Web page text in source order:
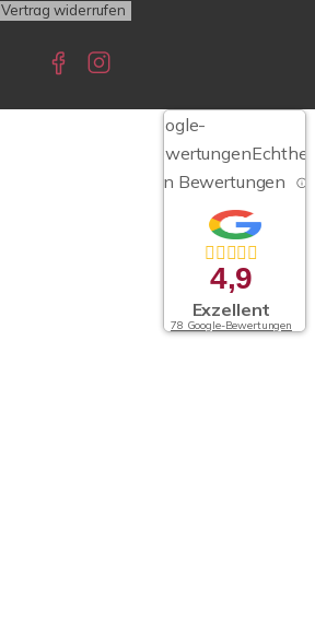
Vertrag widerrufen
Google-
Bewertungen
von Bewertungen
4,9
Exzellent
78 Google-Bewertungen